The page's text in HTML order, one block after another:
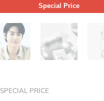
Special Price
SPECIAL PRICE